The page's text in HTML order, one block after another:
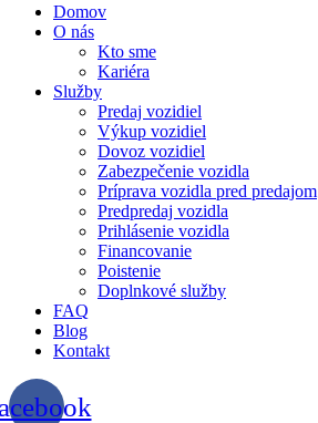
Domov
O nás
Kto sme
Kariéra
Služby
Predaj vozidiel
Výkup vozidiel
Dovoz vozidiel
Zabezpečenie vozidla
Príprava vozidla pred predajom
Predpredaj vozidla
Prihlásenie vozidla
Financovanie
Poistenie
Doplnkové služby
FAQ
Blog
Kontakt